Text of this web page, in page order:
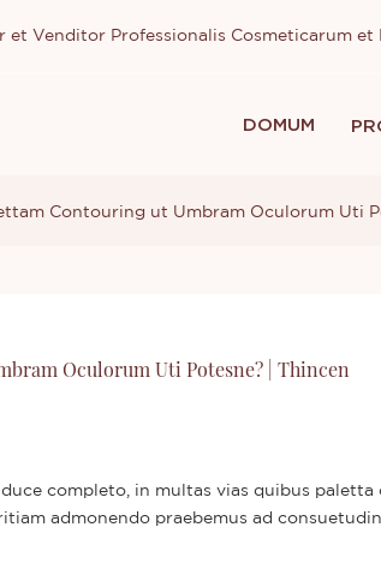
et Venditor Professionalis Cosmeticarum
DOMUM
Contouring ut Umbram Oculorum Uti
Oculorum Uti Potesne? | Thincen
completo, in multas vias quibus
admonendo praebemus ad